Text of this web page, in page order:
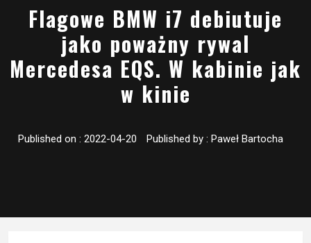
Flagowe BMW i7 debiutuje
jako poważny rywal
Mercedesa EQS. W kabinie jak
w kinie
Published on : 2022-04-20 Published by : Paweł Bartocha